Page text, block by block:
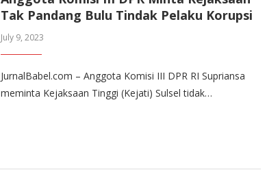
Tak Pandang Bulu Tindak Pelaku Korupsi
July 9, 2023
JurnalBabel.com – Anggota Komisi III DPR RI Supriansa
meminta Kejaksaan Tinggi (Kejati) Sulsel tidak…